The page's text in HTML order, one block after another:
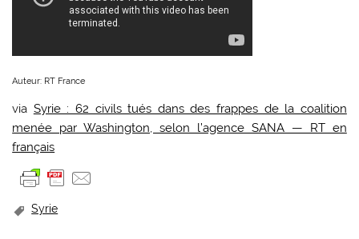
Auteur: RT France
via Syrie : 62 civils tués dans des frappes de la coalition
menée par Washington, selon l’agence SANA — RT en
français
Syrie